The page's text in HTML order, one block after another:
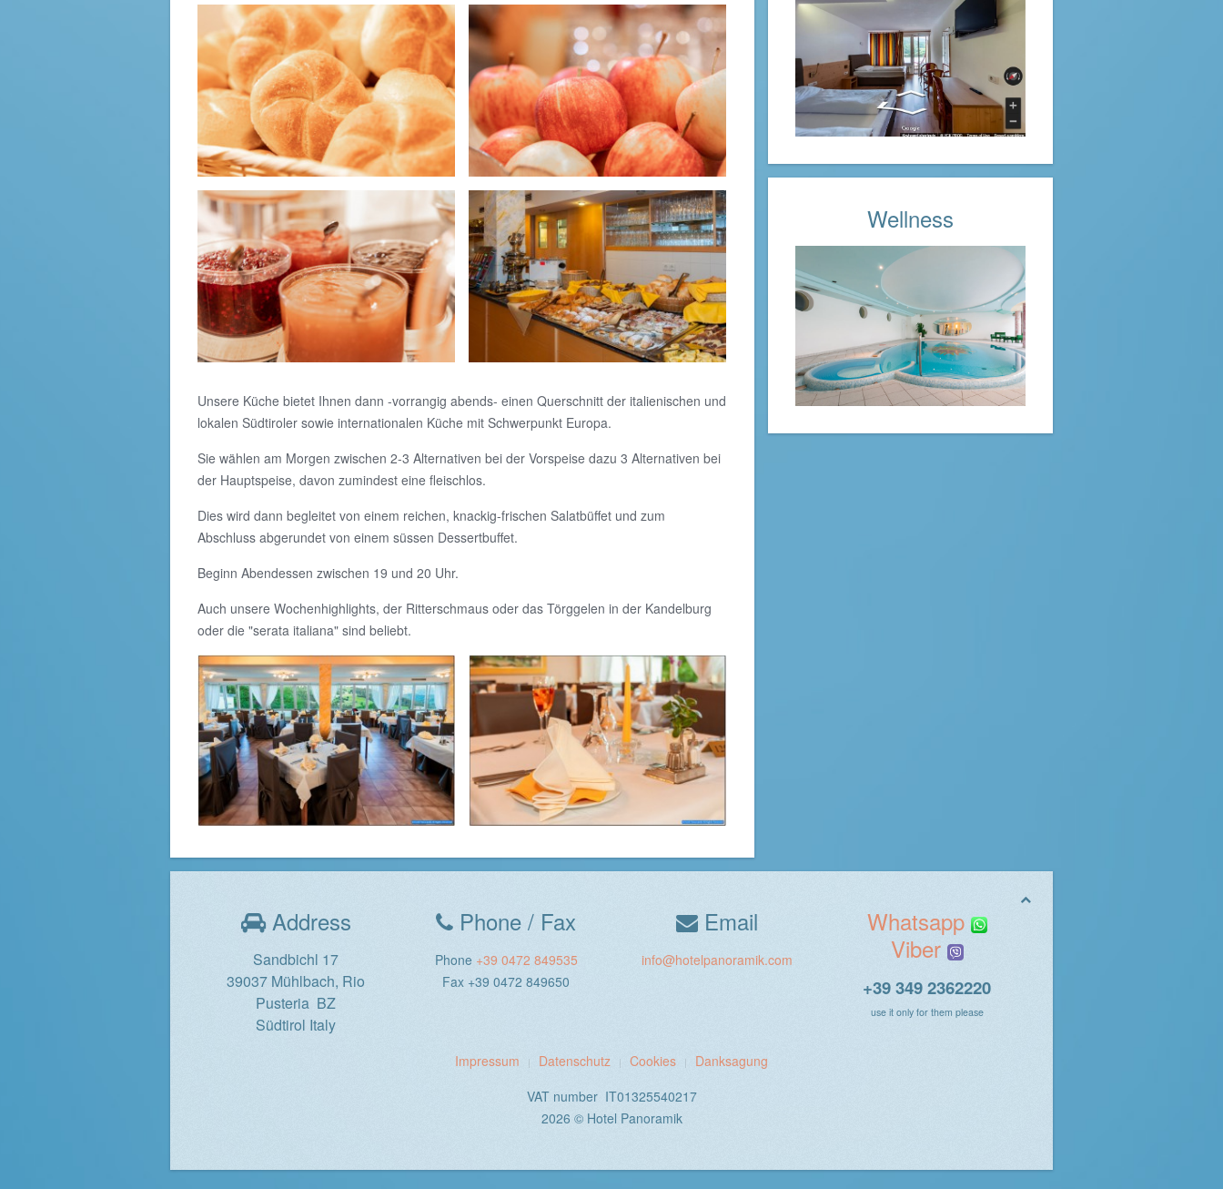
Unsere Küche bietet Ihnen dann -vorrangig abends- einen Querschnitt der italienischen und
lokalen Südtiroler sowie internationalen Küche mit Schwerpunkt Europa.
Sie wählen am Morgen zwischen 2-3 Alternativen bei der Vorspeise dazu 3 Alternativen bei
der Hauptspeise, davon zumindest eine fleischlos.
Dies wird dann begleitet von einem reichen, knackig-frischen Salatbüffet und zum
Abschluss abgerundet von einem süssen Dessertbuffet.
Beginn Abendessen zwischen 19 und 20 Uhr.
Auch unsere Wochenhighlights, der Ritterschmaus oder das Törggelen in der Kandelburg
oder die "serata italiana" sind beliebt.
Wellness
Address
Sandbichl 17
39037 Mühlbach, Rio
Pusteria BZ
Südtirol Italy
Phone / Fax
Phone +39 0472 849535
Fax +39 0472 849650
Email
info@hotelpanoramik.com
Whatsapp
Viber
+39 349 2362220
use it only for them please
Impressum Datenschutz Cookies
Danksagung
VAT number IT01325540217
2026 © Hotel Panoramik